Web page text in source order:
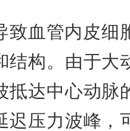
致血管内皮细
结构。由于大
抵达中心动脉
迟压力波峰，